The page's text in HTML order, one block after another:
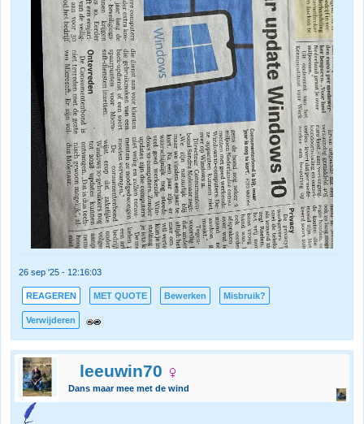
26 sep '25 - 12:16:03
REAGEREN MET QUOTE Bewerken Misbruik?
Verwijderen
leeuwin70
Dans maar mee met de wind